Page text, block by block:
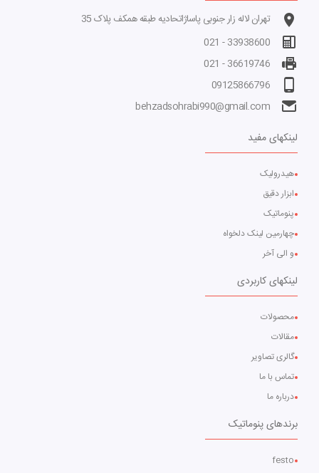
تهران لاله زار جنوبی پاساژاتحادیه طبقه همکف پلاک 35
33938600 - 021
36619746 - 021
09125866796
behzadsohrabi990@gmail.com
لینکهای مفید
هیدرولیک
ابزار دقیق
پنوماتیک
چهارمین لینک دلخواه
و الی آخر
لینکهای کاربردی
محصولات
مقالات
گالری تصاویر
تماس با ما
درباره ما
برندهای پنوماتیک
festo